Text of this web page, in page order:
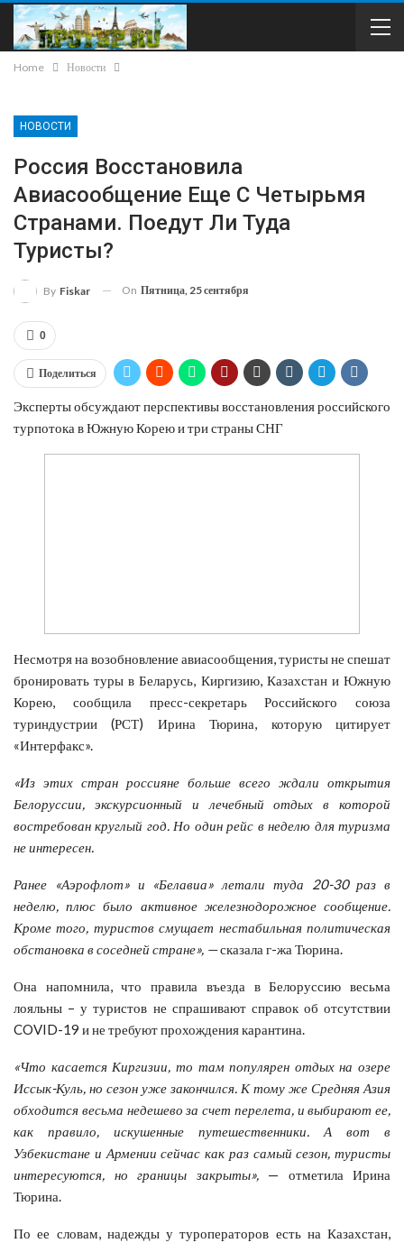
Home Новости
НОВОСТИ
Россия Восстановила
Авиасообщение Еще С Четырьмя
Странами. Поедут Ли Туда
Туристы?
By Fiskar On Пятница, 25 сентября
0
Поделиться
Эксперты обсуждают перспективы восстановления российского
турпотока в Южную Корею и три страны СНГ
Несмотря на возобновление авиасообщения, туристы не спешат
бронировать туры в Беларусь, Киргизию, Казахстан и Южную
Корею, сообщила пресс-секретарь Российского союза
туриндустрии (РСТ) Ирина Тюрина, которую цитирует
«Интерфакс».
«Из этих стран россияне больше всего ждали открытия
Белоруссии, экскурсионный и лечебный отдых в которой
востребован круглый год. Но один рейс в неделю для туризма
не интересен.
Ранее «Аэрофлот» и «Белавиа» летали туда 20-30 раз в
неделю, плюс было активное железнодорожное сообщение.
Кроме того, туристов смущает нестабильная политическая
обстановка в соседней стране», —сказала г-жа Тюрина.
Она напомнила, что правила въезда в Белоруссию весьма
лояльны – у туристов не спрашивают справок об отсутствии
COVID-19 и не требуют прохождения карантина.
«Что касается Киргизии, то там популярен отдых на озере
Иссык-Куль, но сезон уже закончился. К тому же Средняя Азия
обходится весьма недешево за счет перелета, и выбирают ее,
как правило, искушенные путешественники. А вот в
Узбекистане и Армении сейчас как раз самый сезон, туристы
интересуются, но границы закрыты»,— отметила Ирина
Тюрина.
По ее словам, надежды у туроператоров есть на Казахстан,